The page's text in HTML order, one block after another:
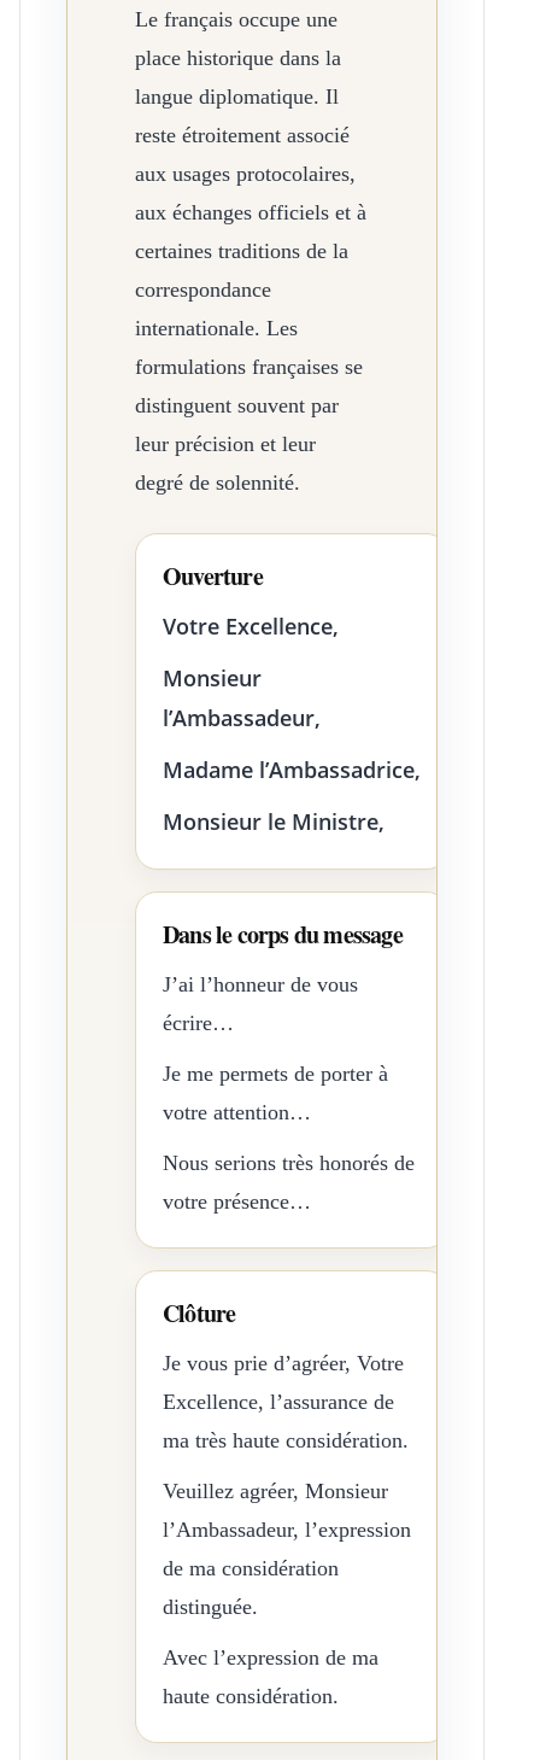
Le français occupe une
place historique dans la
langue diplomatique. Il
reste étroitement associé
aux usages protocolaires,
aux échanges officiels et à
certaines traditions de la
correspondance
internationale. Les
formulations françaises se
distinguent souvent par
leur précision et leur
degré de solennité.
Ouverture
Votre Excellence,
Monsieur
l’Ambassadeur,
Madame l’Ambassadrice,
Monsieur le Ministre,
Dans le corps du message
J’ai l’honneur de vous
écrire…
Je me permets de porter à
votre attention…
Nous serions très honorés de
votre présence…
Clôture
Je vous prie d’agréer, Votre
Excellence, l’assurance de
ma très haute considération.
Veuillez agréer, Monsieur
l’Ambassadeur, l’expression
de ma considération
distinguée.
Avec l’expression de ma
haute considération.